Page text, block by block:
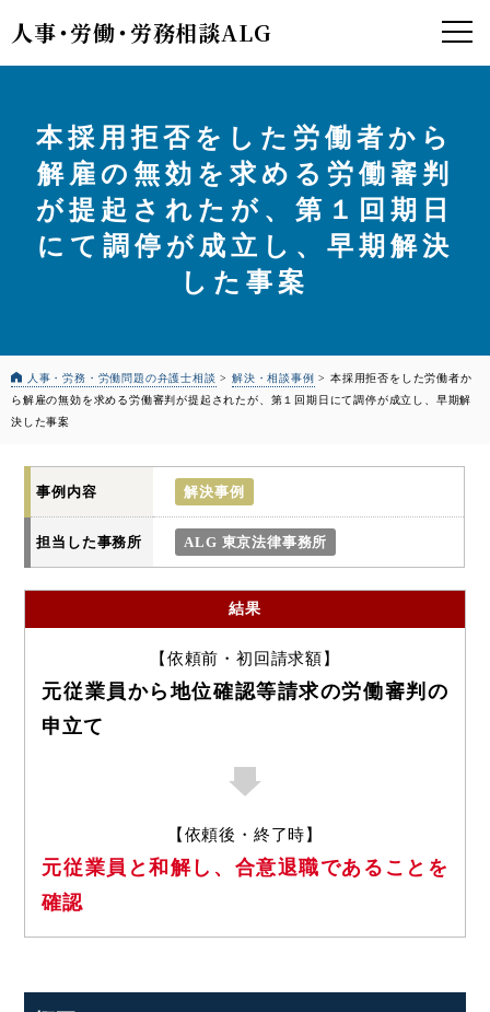
人事・労働・労務相談ALG
本採用拒否をした労働者から
解雇の無効を求める労働審判
が提起されたが、第１回期日
にて調停が成立し、早期解決
した事案
人事・労務・労働問題の弁護士相談 >解決・相談事例 >本採用拒否をした労働者か
ら解雇の無効を求める労働審判が提起されたが、第１回期日にて調停が成立し、早期解
決した事案
事例内容 解決事例
担当した事務所 ALG 東京法律事務所
結果
【依頼前・初回請求額】
元従業員から地位確認等請求の労働審判の
申立て
【依頼後・終了時】
元従業員と和解し、合意退職であることを
確認